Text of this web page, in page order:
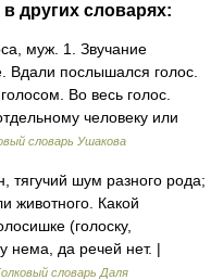
других словарях:
муж. 1. Звучание
Вдали послышался голос.
Во весь голос.
человеку или
словарь Ушакова
тягучий шум разного рода;
животного. Какой
(голоску,
у нема, да речей нет. |
словарь Даля